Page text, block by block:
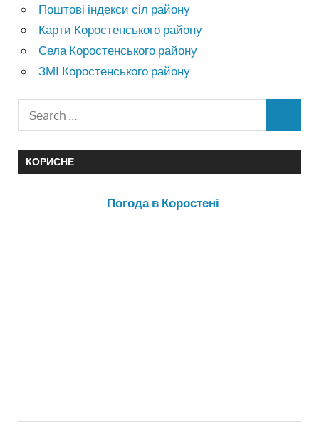
Поштові індекси сіл району
Карти Коростенського району
Села Коростенського району
ЗМІ Коростенського району
КОРИСНЕ
Погода в Коростені